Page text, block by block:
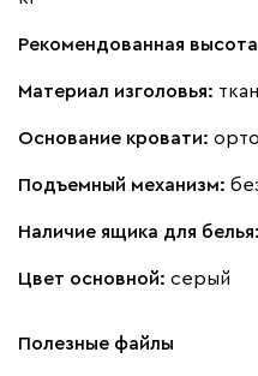
Альтеа
Бежевый Графит
Рекомендованная
Материал изголовья:
Основание кровати:
Подъемный механизм:
Наличие ящика для белья:
Цвет основной: серый
Полезные файлы